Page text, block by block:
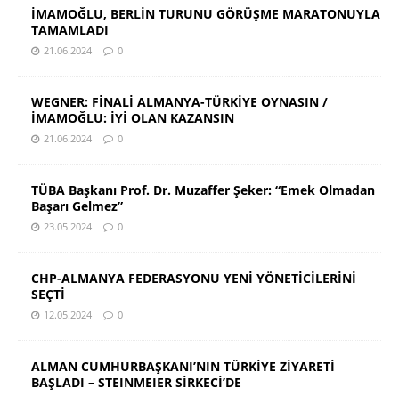
İMAMOĞLU, BERLİN TURUNU GÖRÜŞME MARATONUYLA
TAMAMLADI
21.06.2024 0
WEGNER: FİNALİ ALMANYA-TÜRKİYE OYNASIN /
İMAMOĞLU: İYİ OLAN KAZANSIN
21.06.2024 0
TÜBA Başkanı Prof. Dr. Muzaffer Şeker: “Emek Olmadan
Başarı Gelmez”
23.05.2024 0
CHP-ALMANYA FEDERASYONU YENİ YÖNETİCİLERİNİ
SEÇTİ
12.05.2024 0
ALMAN CUMHURBAŞKANI’NIN TÜRKİYE ZİYARETİ
BAŞLADI – STEINMEIER SİRKECİ’DE